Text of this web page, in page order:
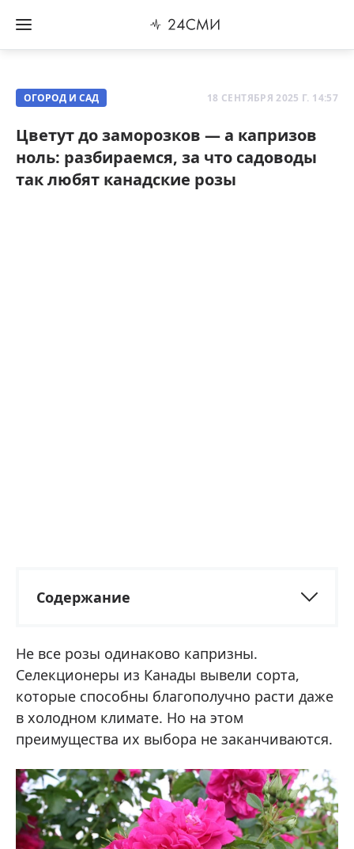
ОГОРОД И САД 18 СЕНТЯБРЯ 2025 Г. 14:57
Цветут до заморозков — а капризов
ноль: разбираемся, за что садоводы
так любят канадские розы
Содержание
Не все розы одинаково капризны.
Селекционеры из Канады вывели сорта,
которые способны благополучно расти даже
в холодном климате. Но на этом
преимущества их выбора не заканчиваются.